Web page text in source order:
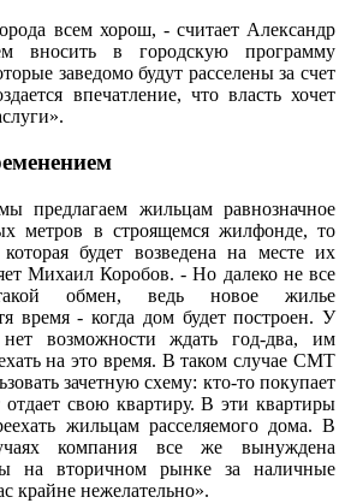
всем хорош, - считает Александр
вносить в городскую программу
заведомо будут расселены за счет
впечатление, что власть хочет
предлагаем жильцам равнозначное
метров в строящемся жилфонде, то
будет возведена на месте их
Михаил Коробов. - Но далеко не все
обмен, ведь новое жилье
время - когда дом будет построен. У
возможности ждать год-два, им
на это время. В таком случае СМТ
зачетную схему: кто-то покупает
свою квартиру. В эти квартиры
жильцам расселяемого дома. В
компания все же вынуждена
на вторичном рынке за наличные
крайне нежелательно».